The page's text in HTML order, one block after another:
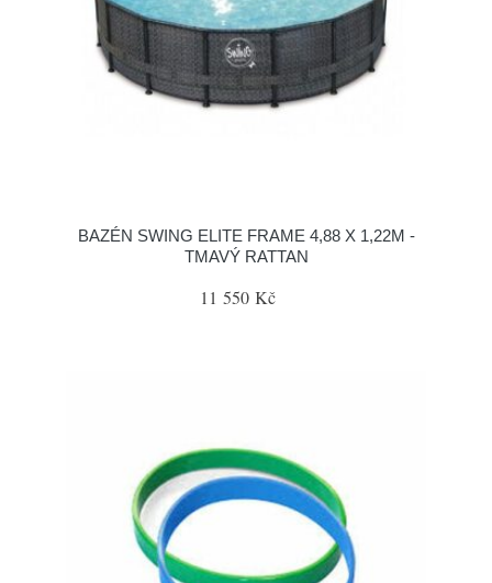
BAZÉN SWING ELITE FRAME 4,88 X 1,22M -
TMAVÝ RATTAN
11 550 Kč